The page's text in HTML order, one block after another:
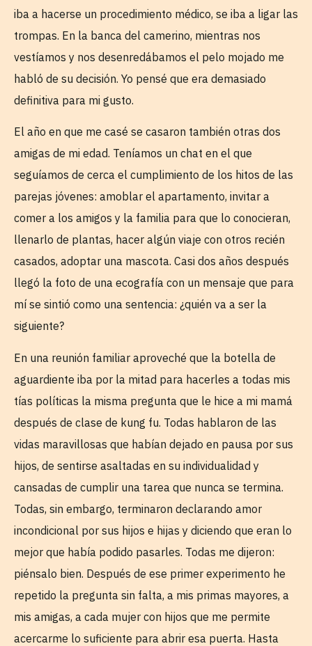
iba a hacerse un procedimiento médico, se iba a ligar las
trompas. En la banca del camerino, mientras nos
vestíamos y nos desenredábamos el pelo mojado me
habló de su decisión. Yo pensé que era demasiado
definitiva para mi gusto.
El año en que me casé se casaron también otras dos
amigas de mi edad. Teníamos un chat en el que
seguíamos de cerca el cumplimiento de los hitos de las
parejas jóvenes: amoblar el apartamento, invitar a
comer a los amigos y la familia para que lo conocieran,
llenarlo de plantas, hacer algún viaje con otros recién
casados, adoptar una mascota. Casi dos años después
llegó la foto de una ecografía con un mensaje que para
mí se sintió como una sentencia: ¿quién va a ser la
siguiente?
En una reunión familiar aproveché que la botella de
aguardiente iba por la mitad para hacerles a todas mis
tías políticas la misma pregunta que le hice a mi mamá
después de clase de kung fu. Todas hablaron de las
vidas maravillosas que habían dejado en pausa por sus
hijos, de sentirse asaltadas en su individualidad y
cansadas de cumplir una tarea que nunca se termina.
Todas, sin embargo, terminaron declarando amor
incondicional por sus hijos e hijas y diciendo que eran lo
mejor que había podido pasarles. Todas me dijeron:
piénsalo bien. Después de ese primer experimento he
repetido la pregunta sin falta, a mis primas mayores, a
mis amigas, a cada mujer con hijos que me permite
acercarme lo suficiente para abrir esa puerta. Hasta